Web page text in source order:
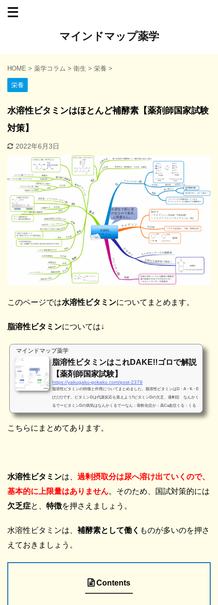
マインドマップ薬学
HOME > 薬学コラム > 衛生 > 栄養 >
栄養
水溶性ビタミンはほとんど補酵素【薬剤師国家試験
対策】
2022年6月3日
このページでは水溶性ビタミンについてまとめます。
脂溶性ビタミンについては↓
マインドマップ薬学
脂溶性ビタミンはこれDAKE!!ゴロで解説
【薬剤師国家試験】
https://yakugaku-gokaku.com/post-2379
脂溶性ビタミンの特徴と作用についてまとめました。脂溶性ビタミンはD・A・K・E
(だけ)です。ビタミンDは代謝反応も覚えよう!!ビタミンDの欠乏、過剰症 なんかく
るでービタミンDの病気はなんかくるでーなん：骨軟化症か：高Ca血症くる：くる
病でー：ビタミンDで覚えましょう。骨軟化症とくる病は骨の石灰化障害です。骨成
呼んでいます。くる病は骨変形や成長障害などが見られます。骨軟化症では筋力低
こちらにまとめてあります。
水溶性ビタミンは、 過剰摂取分は尿へ溶け出ていくので、
基本的に上限量はありません。そのため、国試対策的には
欠乏症と、 特徴を押さえましょう。
水溶性ビタミンは、 補酵素として働く ものが多いのを押さ
えておきましょう。
Contents